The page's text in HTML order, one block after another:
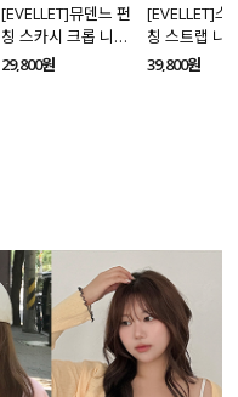
[EVELLET]뮤덴느 펀
칭 스카시 크롭 니트
가디건
29,800원
[EVELLET]스
칭 스트랩 니
39,800원